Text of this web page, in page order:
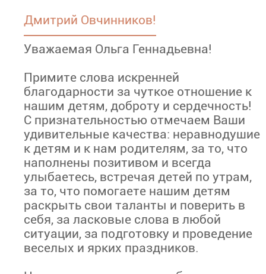
Дмитрий Овчинников!
Уважаемая Ольга Геннадьевна!
Примите слова искренней
благодарности за чуткое отношение к
нашим детям, доброту и сердечность!
С признательностью отмечаем Ваши
удивительные качества: неравнодушие
к детям и к нам родителям, за то, что
наполнены позитивом и всегда
улыбаетесь, встречая детей по утрам,
за то, что помогаете нашим детям
раскрыть свои таланты и поверить в
себя, за ласковые слова в любой
ситуации, за подготовку и проведение
веселых и ярких праздников.